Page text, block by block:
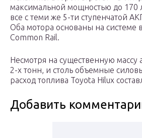
максимальной мощностью до 170
все с теми же 5-ти ступенчатой
Оба мотора основаны на системе
Common Rail.
Несмотря на существенную массу
2-х тонн, и столь объемные
расход топлива Toyota Hilux
Добавить